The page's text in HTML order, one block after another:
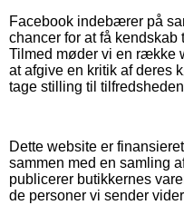
Facebook indebærer på
chancer for at få kendskab
Tilmed møder vi en række
at afgive en kritik af deres
tage stilling til
Dette website er
sammen med en samling
publicerer butikkernes
de personer vi sender